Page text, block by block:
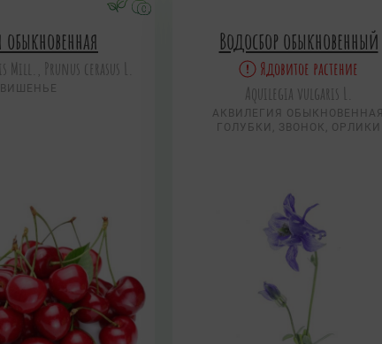
Mill., Prunus cerasus L.
ВИШЕНЬЕ
Водосбор обыкновенный
Ядовитое растение
Aquilegia vulgaris L.
АКВИЛЕГИЯ ОБЫКНОВЕННАЯ
ГОЛУБКИ, ЗВОНОК, ОРЛИКИ